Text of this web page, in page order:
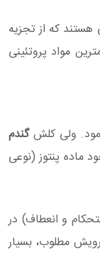
کربنی هستند که از تجزیه
مواد پروتئینی
ولی کلشگندم
ماده پنتوز (نوعی
و انعطاف) در
مطلوب، بسیار